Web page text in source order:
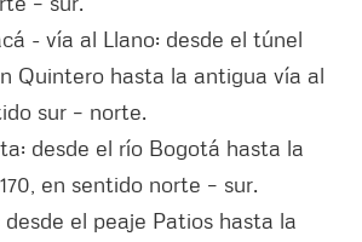
- vía al Llano: desde el túnel
Quintero hasta la antigua vía al
sur – norte.
desde el río Bogotá hasta la
en sentido norte – sur.
desde el peaje Patios hasta la